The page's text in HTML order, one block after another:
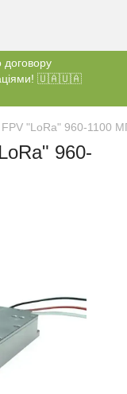
🇺🇦🇺🇦
"LoRa" 960-1100
960-